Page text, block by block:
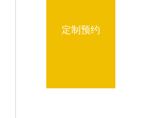
定制预约